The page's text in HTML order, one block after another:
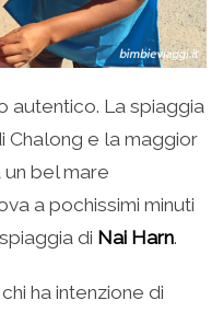
autentico. La spiaggia
Chalong e la maggior
bel mare
a pochissimi minuti
di Nai Harn.
ha intenzione di